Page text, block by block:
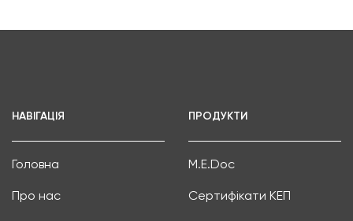
НАВІГАЦІЯ
Головна
Про нас
ПРОДУКТИ
M.E.Doc
Сертифікати КЕП